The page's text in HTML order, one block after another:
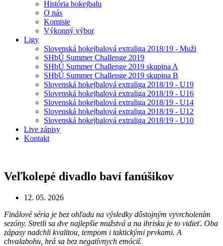
História hokejbalu
O nás
Komisie
Výkonný výbor
Ligy
Slovenská hokejbalová extraliga 2018/19 - Muži
SHbÚ Summer Challenge 2019
SHbÚ Summer Challenge 2019 skupina A
SHbÚ Summer Challenge 2019 skupina B
Slovenská hokejbalová extraliga 2018/19 - U19
Slovenská hokejbalová extraliga 2018/19 - U16
Slovenská hokejbalová extraliga 2018/19 - U14
Slovenská hokejbalová extraliga 2018/19 - U12
Slovenská hokejbalová extraliga 2018/19 - U10
Live zápisy
Kontakt
Veľkolepé divadlo baví fanúšikov
12. 05. 2026
Finálové séria je bez ohľadu na výsledky dôstojným vyvrcholením
sezóny. Stretli sa dve najlepšie mužstvá a na ihrisku je to vidieť. Oba
zápasy nadchli kvalitou, tempom i taktickými prvkami. A
chvalabohu, hrá sa bez negatívnych emócií.